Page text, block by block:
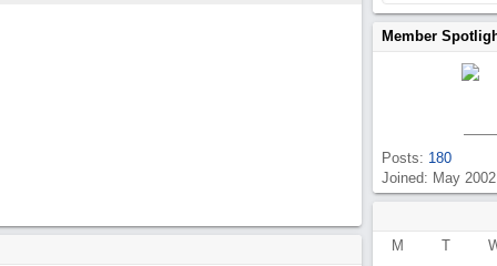
Member
Posts: 180
Joined: May 2002
M T